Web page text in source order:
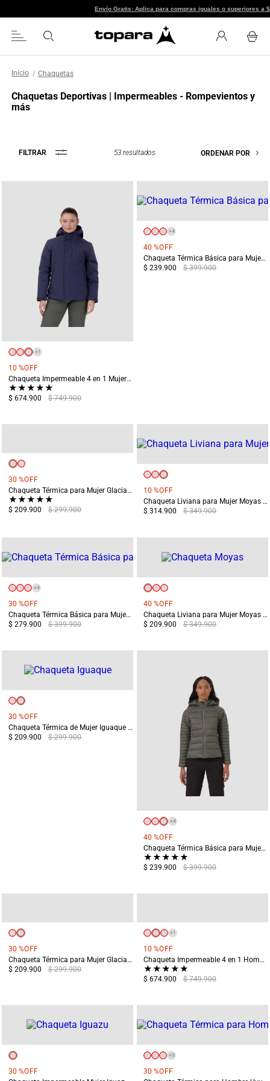
Envío Gratis: Aplica para
Chaquetas
Chaquetas Deportivas | Impermeables - Rompevientos y
más
FILTRAR 53resultados ORDENAR POR
+1
10 %OFF
Chaqueta Impermeable 4 en 1 Mujer Chingaza Azul
★★★★★
$ 674.900 $ 749.900
+4
40 %OFF
Chaqueta Térmica Básica para Mujer Chiloé Blanca
$ 239.900
$ 399.900
30 %OFF
Chaqueta Térmica para Mujer Glaciares Blanco
★★★★★
$ 209.900 $ 299.900
10 %OFF
Chaqueta Liviana para Mujer Moyas Verde
$ 314.900
$ 349.900
+4
30 %OFF
Chaqueta Térmica Básica para Mujer Chiloé Morada
$ 279.900
$ 399.900
40 %OFF
Chaqueta Liviana para Mujer Moyas Morada
$ 209.900
$ 349.900
30 %OFF
Chaqueta Térmica de Mujer Iguaque Verde
$ 209.900
$ 299.900
+4
40 %OFF
Chaqueta Térmica Básica para Mujer Chiloé Verde
★★★★★
$ 239.900 $ 399.900
30 %OFF
Chaqueta Térmica para Mujer Glaciares Verde
$ 209.900
$ 299.900
+1
10 %OFF
Chaqueta Impermeable 4 en 1 Hombre Chingaza Azul
★★★★★
$ 674.900 $ 749.900
30 %OFF
+3
30 %OFF